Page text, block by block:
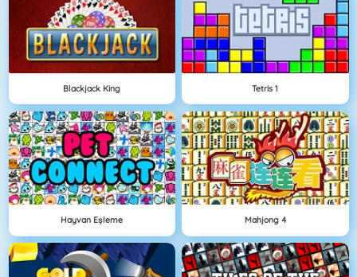
Blackjack King Tetris 1
Hayvan Eşleme Mahjong 4